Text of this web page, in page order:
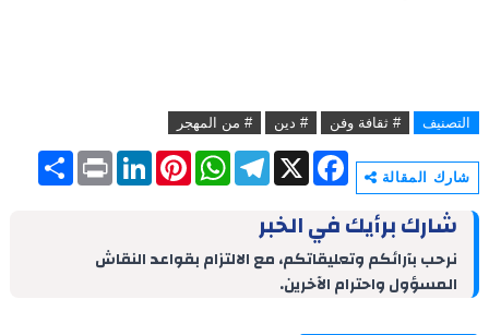
التصنيف # ثقافة وفن # دين # من المهجر
شارك المقالة
S
h
P
r
L
I
P
e
W
h
p
T
e
g
a
X
F
a
b
o
k
شارك برأيك في الخبر
نرحب بآرائكم وتعليقاتكم، مع الالتزام بقواعد النقاش
المسؤول واحترام الآخرين.